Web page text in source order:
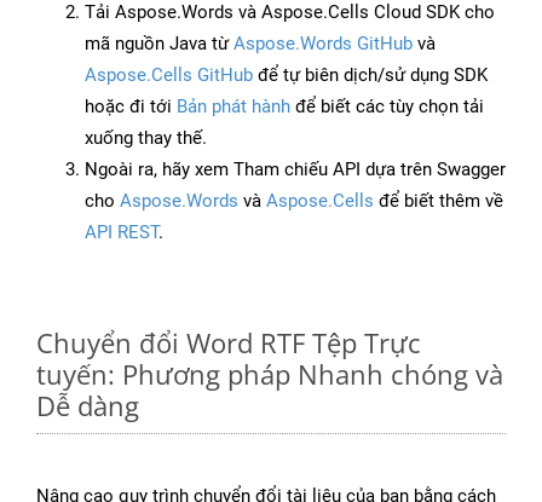
Tải Aspose.Words và Aspose.Cells Cloud SDK cho
mã nguồn Java từAspose.Words GitHub và
Aspose.Cells GitHub để tự biên dịch/sử dụng SDK
hoặc đi tới Bản phát hành để biết các tùy chọn tải
xuống thay thế.
Ngoài ra, hãy xem Tham chiếu API dựa trên Swagger
cho Aspose.Words và Aspose.Cells để biết thêm về
API REST.
Chuyển đổi Word RTF Tệp Trực
tuyến: Phương pháp Nhanh chóng và
Dễ dàng
Nâng cao quy trình chuyển đổi tài liệu của bạn bằng cách